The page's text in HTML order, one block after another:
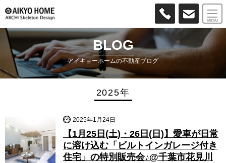
BLOG
アイキョーホームの不動産ブログ
2025年
2025年1月24日
【1月25日(土)・26日(日)】愛車が日常
に溶け込む「ビルトインガレージ付き
住宅」の特別販売会♪@千葉市花見川
MENU